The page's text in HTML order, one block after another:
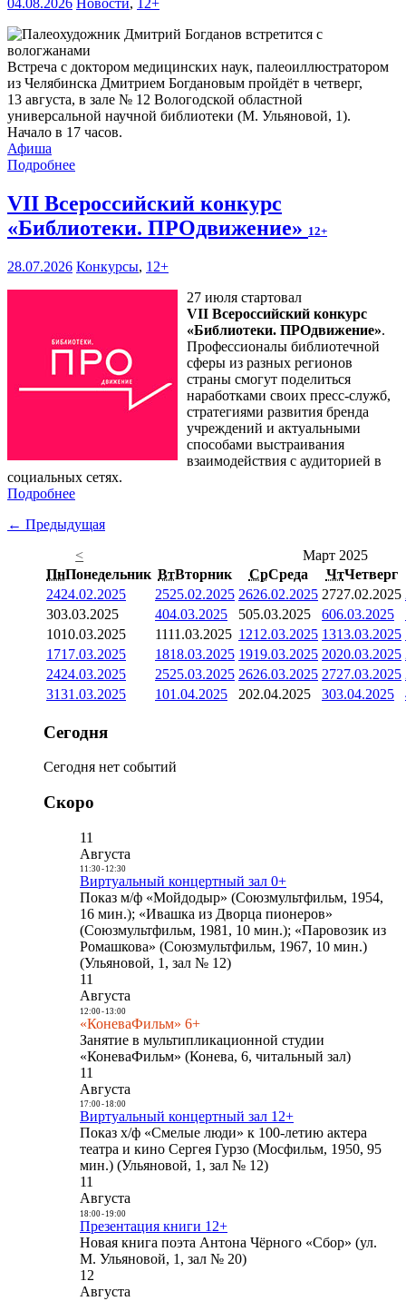
04.08.2026 Новости, 12+
Встреча с доктором медицинских наук, палеоиллюстратором
из Челябинска Дмитрием Богдановым пройдёт в четверг,
13 августа, в зале № 12 Вологодской областной
универсальной научной библиотеки (М. Ульяновой, 1).
Начало в 17 часов.
Афиша
Подробнее
VII Всероссийский конкурс
«Библиотеки. ПРОдвижение» 12+
28.07.2026 Конкурсы, 12+
27 июля стартовал
VII Всероссийский конкурс
«Библиотеки. ПРОдвижение».
Профессионалы библиотечной
сферы из разных регионов
страны смогут поделиться
наработками своих пресс-служб,
стратегиями развития бренда
учреждений и актуальными
способами выстраивания
взаимодействия с аудиторией в
социальных сетях.
Подробнее
← Предыдущая
<
Март 2025
ПнПонедельник ВтВторник СрСреда ЧтЧетверг
2424.02.2025 2525.02.2025 2626.02.2025 2727.02.2025
303.03.2025 404.03.2025 505.03.2025 606.03.2025
1010.03.2025 1111.03.2025 1212.03.2025 1313.03.2025
1717.03.2025 1818.03.2025 1919.03.2025 2020.03.2025
2424.03.2025 2525.03.2025 2626.03.2025 2727.03.2025
3131.03.2025 101.04.2025 202.04.2025 303.04.2025
Сегодня
Сегодня нет событий
Скоро
11
Августа
11:30- 12:30
Виртуальный концертный зал 0+
Показ м/ф «Мойдодыр» (Союзмультфильм, 1954,
16 мин.); «Ивашка из Дворца пионеров»
(Союзмультфильм, 1981, 10 мин.); «Паровозик из
Ромашкова» (Союзмультфильм, 1967, 10 мин.)
(Ульяновой, 1, зал № 12)
11
Августа
12:00- 13:00
«КоневаФильм» 6+
Занятие в мультипликационной студии
«КоневаФильм» (Конева, 6, читальный зал)
11
Августа
17:00- 18:00
Виртуальный концертный зал 12+
Показ х/ф «Смелые люди» к 100-летию актера
театра и кино Сергея Гурзо (Мосфильм, 1950, 95
мин.) (Ульяновой, 1, зал № 12)
11
Августа
18:00- 19:00
Презентация книги 12+
Новая книга поэта Антона Чёрного «Сбор» (ул.
М. Ульяновой, 1, зал № 20)
12
Августа